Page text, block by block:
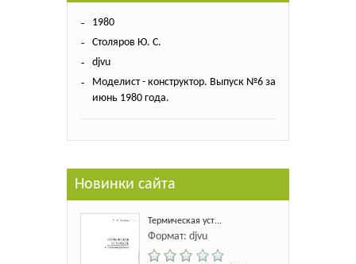
1980
Столяров Ю. С.
djvu
Моделист - конструктор. Выпуск №6 за
июнь 1980 года.
Новинки сайта
Термическая уст...
Формат: djvu